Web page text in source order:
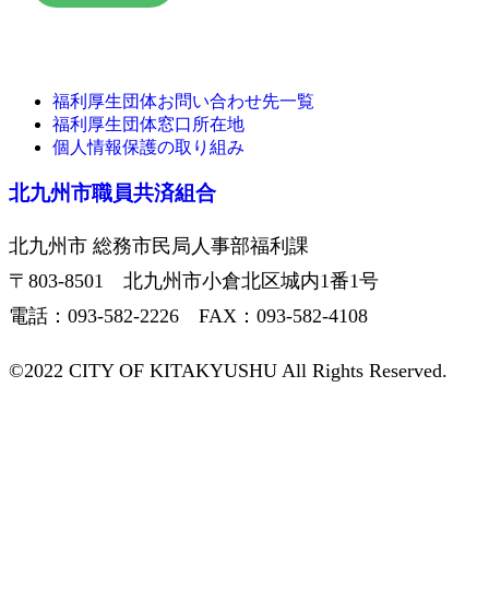
福利厚生団体お問い合わせ先一覧
福利厚生団体窓口所在地
個人情報保護の取り組み
北九州市職員共済組合
北九州市 総務市民局人事部福利課
〒803-8501 北九州市小倉北区城内1番1号
電話：093-582-2226 FAX：093-582-4108
©2022 CITY OF KITAKYUSHU All Rights Reserved.